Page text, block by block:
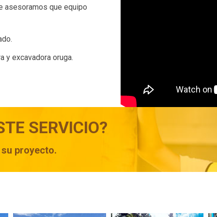
asesoramos que equipo
y excavadora oruga.
SERVICIO?
proyecto.